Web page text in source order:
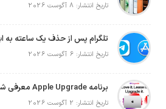
تاریخ انتشار: 8 آگوست 2026
تلگرام پس از حذف یک ساعته به
تاریخ انتشار: 6 آگوست 2026
تاریخ انتشار: 2 آگوست 2026